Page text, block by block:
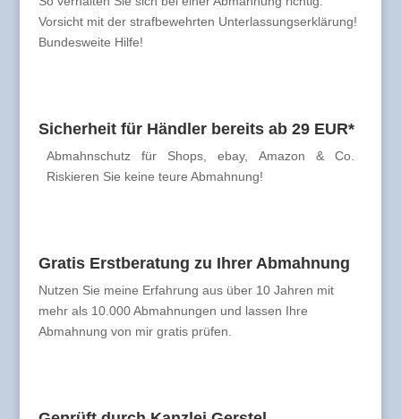
Vorsicht mit der strafbewehrten Unterlassungserklärung!
Bundesweite Hilfe!
Sicherheit für Händler bereits ab 29 EUR*
Abmahnschutz für Shops, ebay, Amazon & Co.
Riskieren Sie keine teure Abmahnung!
Gratis Erstberatung zu Ihrer Abmahnung
Nutzen Sie meine Erfahrung aus über 10 Jahren mit
mehr als 10.000 Abmahnungen und lassen Ihre
Abmahnung von mir gratis prüfen.